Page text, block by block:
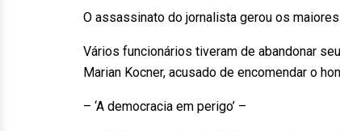
O assassinato do jornalista gerou os
Vários funcionários tiveram de abandonar
Marian Kocner, acusado de encomendar o
– ‘A democracia em perigo’ –